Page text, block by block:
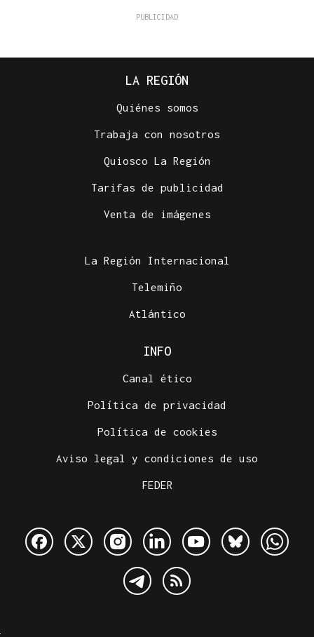
LA REGIÓN
Quiénes somos
Trabaja con nosotros
Quiosco La Región
Tarifas de publicidad
Venta de imágenes
La Región Internacional
Telemiño
Atlántico
INFO
Canal ético
Política de privacidad
Política de cookies
Aviso legal y condiciones de uso
FEDER